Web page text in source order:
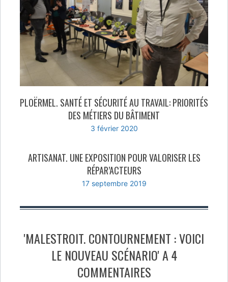
PLOËRMEL. SANTÉ ET SÉCURITÉ AU TRAVAIL: PRIORITÉS
DES MÉTIERS DU BÂTIMENT
3 février 2020
ARTISANAT. UNE EXPOSITION POUR VALORISER LES
RÉPAR’ACTEURS
17 septembre 2019
'MALESTROIT. CONTOURNEMENT : VOICI
LE NOUVEAU SCÉNARIO' A 4
COMMENTAIRES